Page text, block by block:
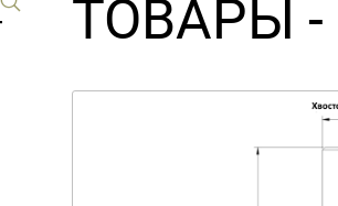
ТОВАРЫ -